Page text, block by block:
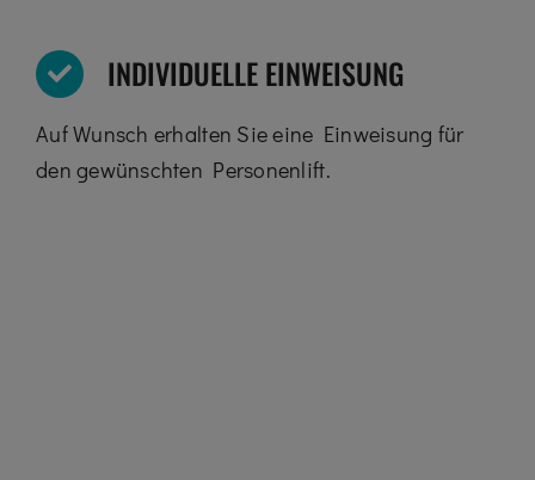
INDIVIDUELLE EINWEISUNG
Auf Wunsch erhalten Sie eine Einweisung für
den gewünschten Personenlift.